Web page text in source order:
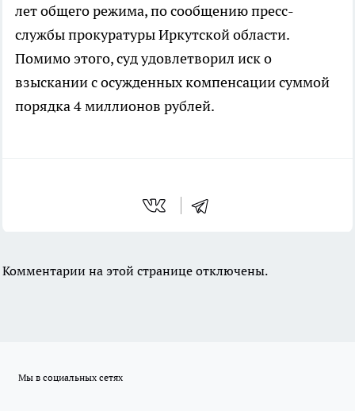
лет общего режима, по сообщению пресс-
службы прокуратуры Иркутской области.
Помимо этого, суд удовлетворил иск о
взыскании с осужденных компенсации суммой
порядка 4 миллионов рублей.
Комментарии на этой странице отключены.
Мы в социальных сетях